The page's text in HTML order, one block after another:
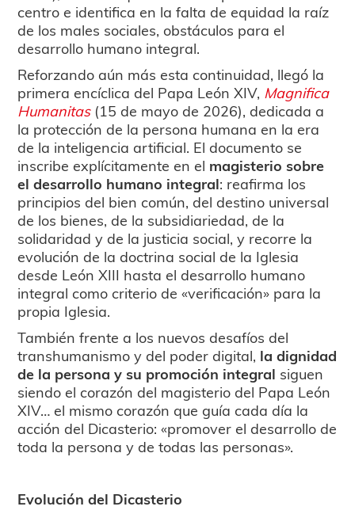
centro e identifica en la falta de equidad la raíz
de los males sociales, obstáculos para el
desarrollo humano integral.
Reforzando aún más esta continuidad, llegó la
primera encíclica del Papa León XIV, Magnifica
Humanitas(15 de mayo de 2026), dedicada a
la protección de la persona humana en la era
de la inteligencia artificial. El documento se
inscribe explícitamente en el magisterio sobre
el desarrollo humano integral: reafirma los
principios del bien común, del destino universal
de los bienes, de la subsidiariedad, de la
solidaridad y de la justicia social, y recorre la
evolución de la doctrina social de la Iglesia
desde León XIII hasta el desarrollo humano
integral como criterio de «verificación» para la
propia Iglesia.
También frente a los nuevos desafíos del
transhumanismo y del poder digital, la dignidad
de la persona y su promoción integral siguen
siendo el corazón del magisterio del Papa León
XIV… el mismo corazón que guía cada día la
acción del Dicasterio: «promover el desarrollo de
toda la persona y de todas las personas».
Evolución del Dicasterio